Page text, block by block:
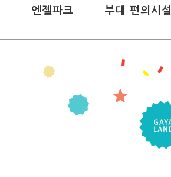
엔젤파크 부대 편의시설